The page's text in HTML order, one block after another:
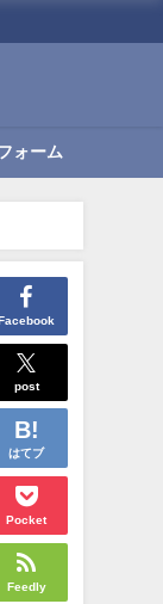
ォーム
post
はてブ
Pocket
Feedly